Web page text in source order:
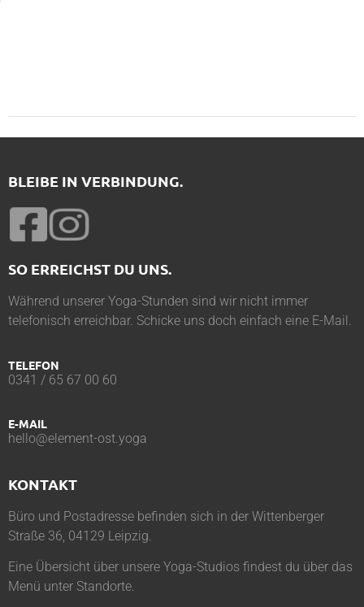
BLEIBE IN VERBINDUNG.
SO ERREICHST DU UNS.
Während unserer Yoga-Stunden sind wir nicht immer
telefonisch erreichbar. Schicke uns doch einfach eine E-Mail.
TELEFON
0341 / 65 67 00 60
E-MAIL
hello@element-ost.yoga
KONTAKT
Büro und Postadresse befinden sich in der Wittenberger
Straße 36, 04129 Leipzig.
Eine Übersicht über unsere Yoga-Studios findest du über das
Menü unter Standorte.